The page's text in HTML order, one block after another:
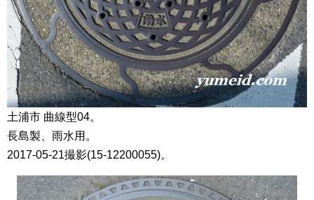
土浦市 曲線型04。
長島製、雨水用。
2017-05-21撮影(15-12200055)。